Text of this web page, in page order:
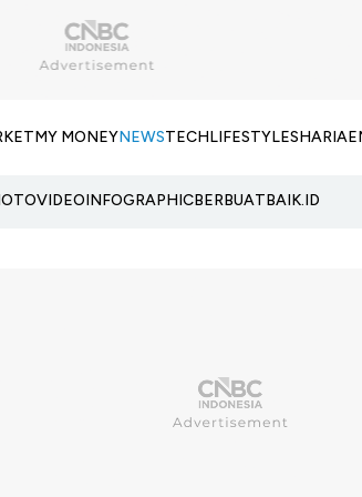
MY MONEYNEWSTECHLIFESTYLESHARIA
VIDEOINFOGRAPHICBERBUATBAIK.ID